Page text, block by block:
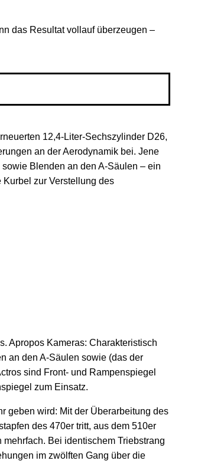
das Resultat vollauf überzeugen –
12,4-Liter-Sechszylinder D26,
an der Aerodynamik bei. Jene
Blenden an den A-Säulen – ein
zur Verstellung des
Apropos Kameras: Charakteristisch
an den A-Säulen sowie (das der
sind Front- und Rampenspiegel
zum Einsatz.
geben wird: Mit der Überarbeitung des
des 470er tritt, aus dem 510er
Bei identischem Triebstrang
im zwölften Gang über die